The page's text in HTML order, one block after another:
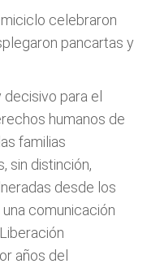
celebraron
pancartas y
para el
humanos de
familias
sin distinción,
desde los
comunicación
años del